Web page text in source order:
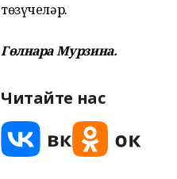
төзүчеләр.
Гөлнара Мурзина.
Читайте нас